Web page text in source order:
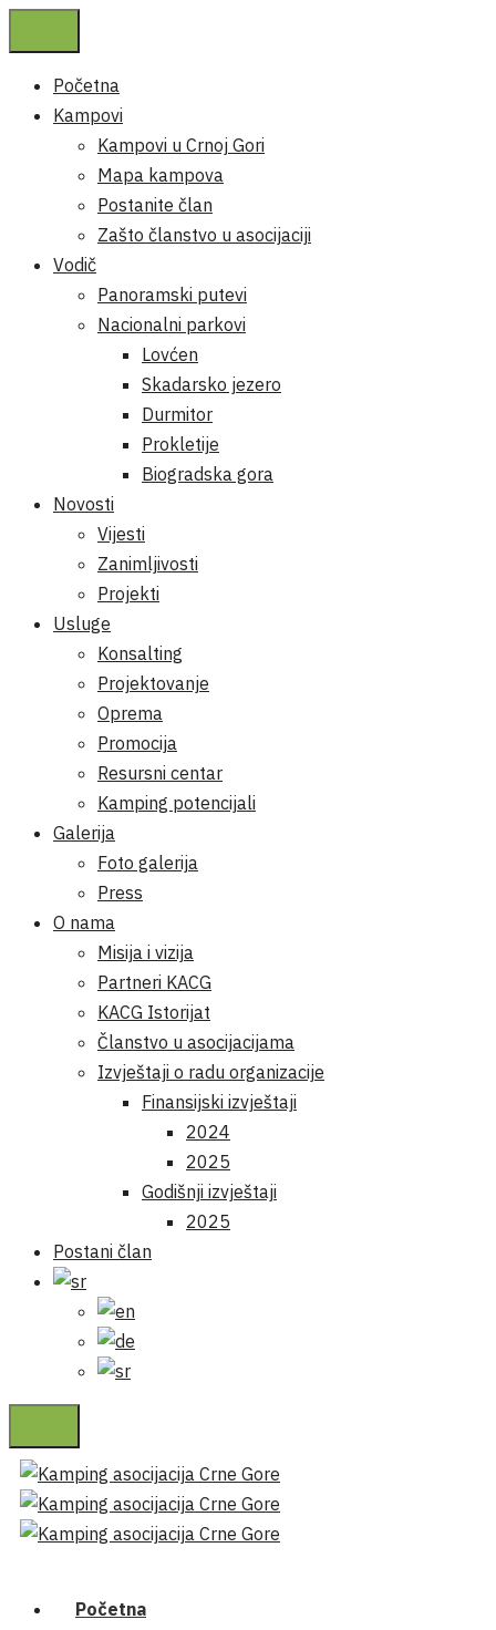
Početna
Kampovi
Kampovi u Crnoj Gori
Mapa kampova
Postanite član
Zašto članstvo u asocijaciji
Vodič
Panoramski putevi
Nacionalni parkovi
Lovćen
Skadarsko jezero
Durmitor
Prokletije
Biogradska gora
Novosti
Vijesti
Zanimljivosti
Projekti
Usluge
Konsalting
Projektovanje
Oprema
Promocija
Resursni centar
Kamping potencijali
Galerija
Foto galerija
Press
O nama
Misija i vizija
Partneri KACG
KACG Istorijat
Članstvo u asocijacijama
Izvještaji o radu organizacije
Finansijski izvještaji
2024
2025
Godišnji izvještaji
2025
Postani član
Početna